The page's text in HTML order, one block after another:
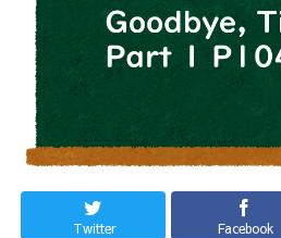
Twitter Facebook